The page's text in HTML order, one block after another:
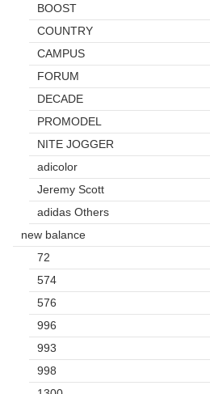
BOOST
COUNTRY
CAMPUS
FORUM
DECADE
PROMODEL
NITE JOGGER
adicolor
Jeremy Scott
adidas Others
new balance
72
574
576
996
993
998